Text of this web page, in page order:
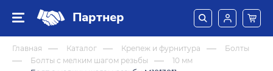
Партнер
Главная Каталог Крепеж и фурнитура
Болты
Болты с мелким шагом резьбы
10 мм